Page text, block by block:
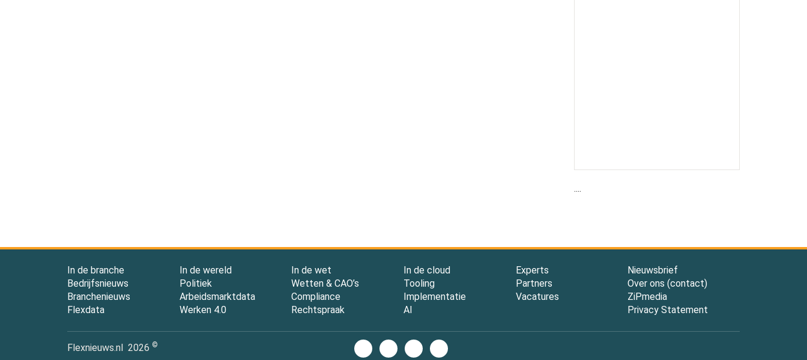
....
In de branche
Bedrijfsnieuws
Branchenieuws
Flexdata
In de wereld
Politiek
Arbeidsmarktdata
Werken 4.0
In de wet
Wetten & CAO’s
Compliance
Rechtspraak
In de cloud
Tooling
Implementatie
AI
Experts
Partners
Vacatures
Nieuwsbrief
Over ons (contact)
ZiPmedia
Privacy Statement
Flexnieuws.nl 2026 ©